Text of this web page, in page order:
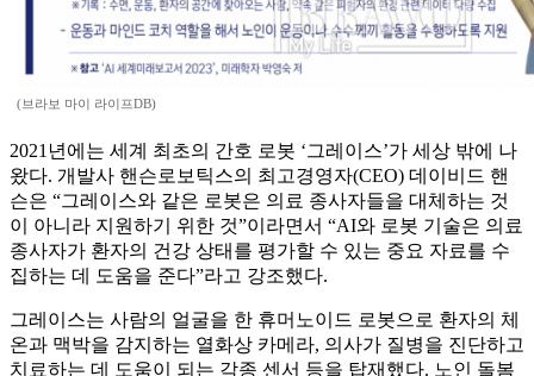
(브라보 마이 라이프DB)
2021년에는 세계 최초의 간호 로봇 ‘그레이스’가 세상 밖에 나
왔다. 개발사 핸슨로보틱스의 최고경영자(CEO) 데이비드 핸
슨은 “그레이스와 같은 로봇은 의료 종사자들을 대체하는 것
이 아니라 지원하기 위한 것”이라면서 “AI와 로봇 기술은 의료
종사자가 환자의 건강 상태를 평가할 수 있는 중요 자료를 수
집하는 데 도움을 준다”라고 강조했다.
그레이스는 사람의 얼굴을 한 휴머노이드 로봇으로 환자의 체
온과 맥박을 감지하는 열화상 카메라, 의사가 질병을 진단하고
치료하는 데 도움이 되는 각종 센서 등을 탑재했다. 노인 돌봄